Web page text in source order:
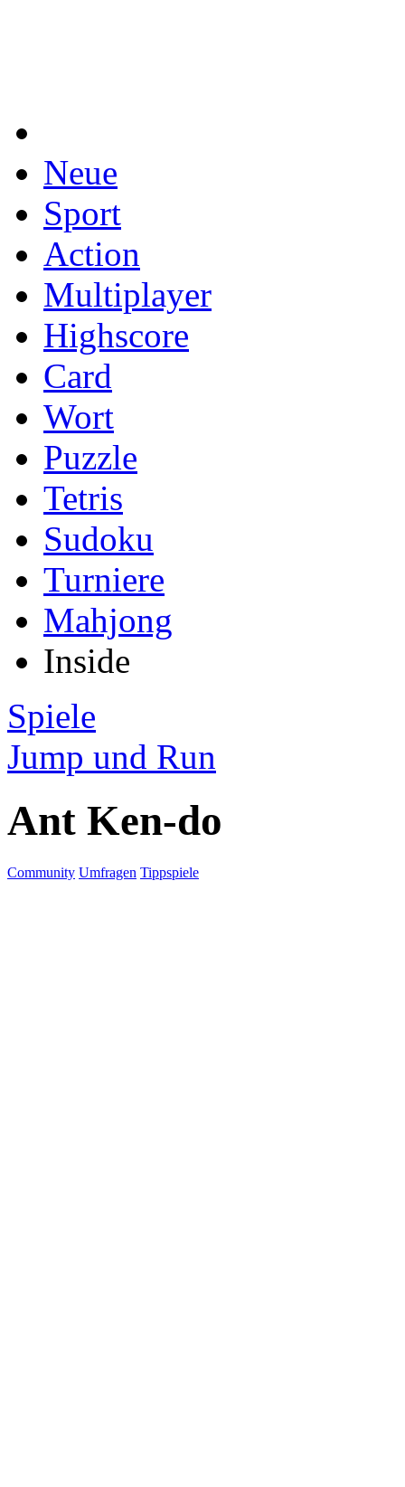
Neue
Sport
Action
Multiplayer
Highscore
Card
Wort
Puzzle
Tetris
Sudoku
Turniere
Mahjong
Inside
Spiele
Jump und Run
Ant Ken-do
Community Umfragen Tippspiele